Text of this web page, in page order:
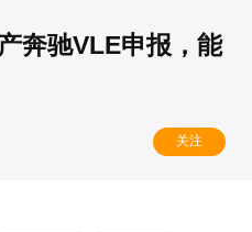
奔驰VLE申报，能
关注